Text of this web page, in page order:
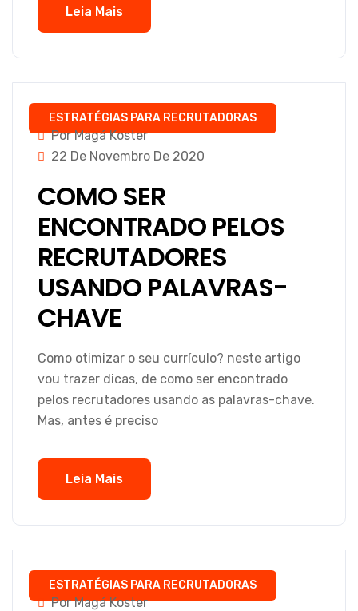
Leia Mais
ESTRATÉGIAS PARA RECRUTADORAS
Por Magá Koster
22 De Novembro De 2020
COMO SER
ENCONTRADO PELOS
RECRUTADORES
USANDO PALAVRAS-
CHAVE
Como otimizar o seu currículo? neste artigo
vou trazer dicas, de como ser encontrado
pelos recrutadores usando as palavras-chave.
Mas, antes é preciso
Leia Mais
ESTRATÉGIAS PARA RECRUTADORAS
Por Magá Koster